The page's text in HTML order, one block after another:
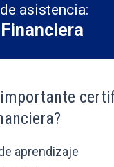
asistencia:
aprendizaje